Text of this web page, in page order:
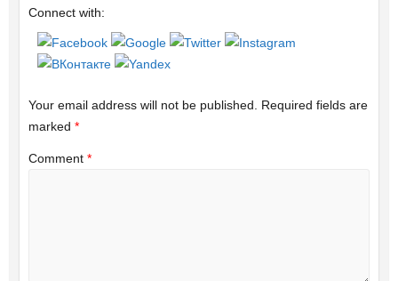
Connect with:
Your email address will not be published.
Required fields are
marked *
Comment *